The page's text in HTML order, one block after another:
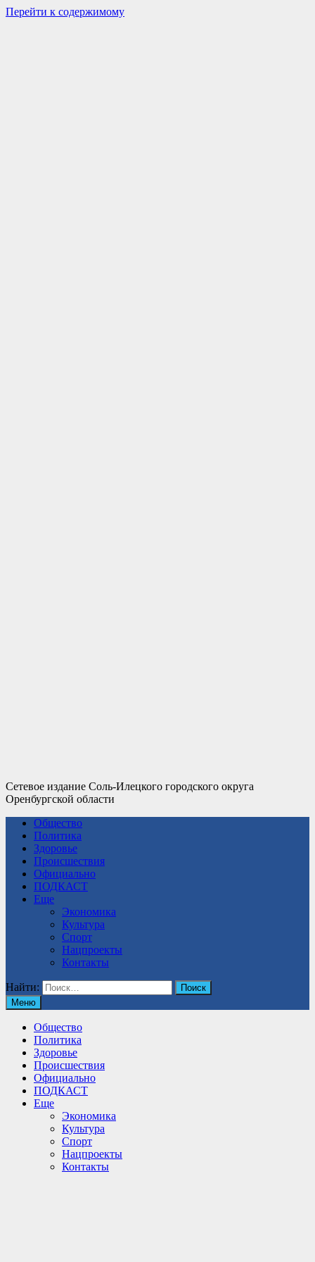
Перейти к содержимому
Сетевое издание Соль-Илецкого городского округа
Оренбургской области
Общество
Политика
Здоровье
Происшествия
Официально
ПОДКАСТ
Еще
Экономика
Культура
Спорт
Нацпроекты
Контакты
Найти:
Меню
Общество
Политика
Здоровье
Происшествия
Официально
ПОДКАСТ
Еще
Экономика
Культура
Спорт
Нацпроекты
Контакты